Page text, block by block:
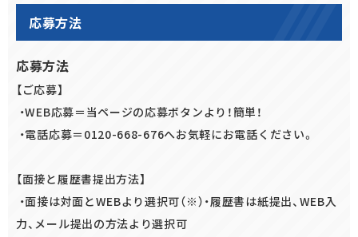
応募方法
応募方法
【ご応募】
・WEB応募＝当ページの応募ボタンより！簡単！
・電話応募＝0120-668-676へお気軽にお電話ください。
【面接と履歴書提出方法】
・面接は対面とWEBより選択可（※）・履歴書は紙提出、WEB入
力、メール提出の方法より選択可